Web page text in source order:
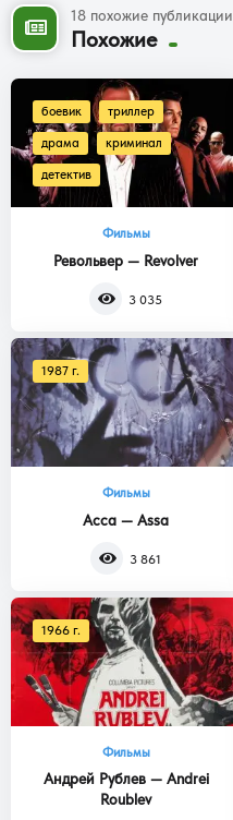
18 похожие публикации
Похожие
боевик триллер
драма криминал
детектив
Фильмы
Револьвер — Revolver
3 035
1987 г.
Фильмы
Асса — Assa
3 861
1966 г.
Фильмы
Андрей Рублев — Andrei
Roublev